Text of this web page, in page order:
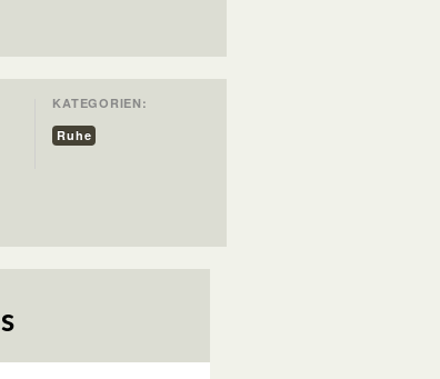
KATEGORIEN:
Ruhe